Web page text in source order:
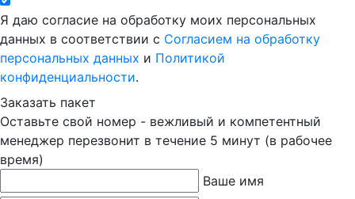
Я даю согласие на обработку моих персональных
данных в соответствии с Согласием на обработку
персональных данных и Политикой
конфиденциальности.
Заказать пакет
Оставьте свой номер - вежливый и компетентный
менеджер перезвонит в течение 5 минут (в рабочее
время)
Ваше имя